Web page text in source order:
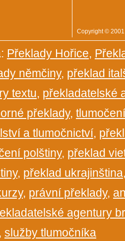
Copyright ©
Překlady Hořice,
němčiny, překlad
textu, překladatelské
překlady,
a tlumočnictví,
polštiny, překlad
, překlad ukrajinština
, právní překlady,
agentury
služby tlumočníka